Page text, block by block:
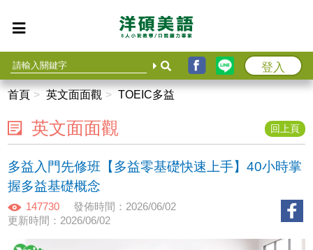
登入
首頁 英文面面觀 TOEIC多益
英文面面觀 回上頁
多益入門先修班【多益零基礎快速上手】40小時掌
握多益基礎概念
147730
發佈時間：2026/06/02
更新時間：2026/06/02